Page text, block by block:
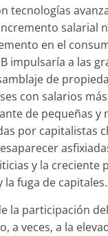
tecnologías
salarial
en el
impulsaría a las
de
con salarios
de pequeñas y
por capitalistas
y la creciente
la fuga de capitales.
la participación
a veces, a la